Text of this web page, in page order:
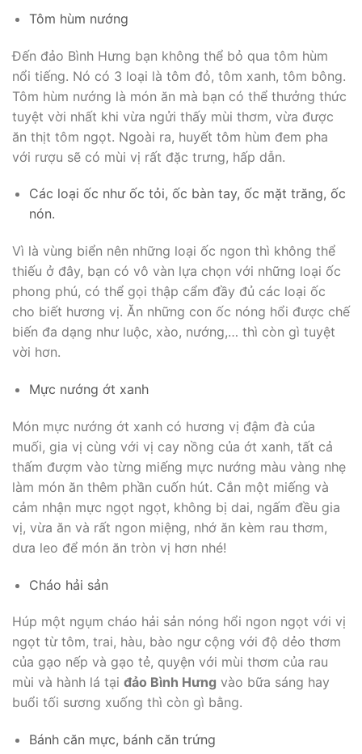
Tôm hùm nướng
Đến đảo Bình Hưng bạn không thể bỏ qua tôm hùm
nổi tiếng. Nó có 3 loại là tôm đỏ, tôm xanh, tôm bông.
Tôm hùm nướng là món ăn mà bạn có thể thưởng thức
tuyệt vời nhất khi vừa ngửi thấy mùi thơm, vừa được
ăn thịt tôm ngọt. Ngoài ra, huyết tôm hùm đem pha
với rượu sẽ có mùi vị rất đặc trưng, hấp dẫn.
Các loại ốc như ốc tỏi, ốc bàn tay, ốc mặt trăng, ốc
nón.
Vì là vùng biển nên những loại ốc ngon thì không thể
thiếu ở đây, bạn có vô vàn lựa chọn với những loại ốc
phong phú, có thể gọi thập cẩm đầy đủ các loại ốc
cho biết hương vị. Ăn những con ốc nóng hổi được chế
biến đa dạng như luộc, xào, nướng,… thì còn gì tuyệt
vời hơn.
Mực nướng ớt xanh
Món mực nướng ớt xanh có hương vị đậm đà của
muối, gia vị cùng với vị cay nồng của ớt xanh, tất cả
thấm đượm vào từng miếng mực nướng màu vàng nhẹ
làm món ăn thêm phần cuốn hút. Cắn một miếng và
cảm nhận mực ngọt ngọt, không bị dai, ngấm đều gia
vị, vừa ăn và rất ngon miệng, nhớ ăn kèm rau thơm,
dưa leo để món ăn tròn vị hơn nhé!
Cháo hải sản
Húp một ngụm cháo hải sản nóng hổi ngon ngọt với vị
ngọt từ tôm, trai, hàu, bào ngư cộng với độ dẻo thơm
của gạo nếp và gạo tẻ, quyện với mùi thơm của rau
mùi và hành lá tại đảo Bình Hưng vào bữa sáng hay
buổi tối sương xuống thì còn gì bằng.
Bánh căn mực, bánh căn trứng